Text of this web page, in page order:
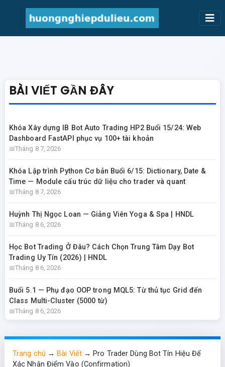
BÀI VIẾT GẦN ĐÂY
Khóa Xây dựng IB Bot Auto Trading HP2 Buổi 15/24: Web
Dashboard FastAPI phục vụ 100+ tài khoản
Tháng 8 7, 2026
Khóa Lập trình Python Cơ bản Buổi 6/15: Dictionary, Date &
Time — Module cấu trúc dữ liệu cho trader và quant
Tháng 8 7, 2026
Huỳnh Thị Ngọc Loan — Giảng Viên Yoga & Spa | HNDL
Tháng 8 6, 2026
Học Bot Trading Ở Đâu? Cách Chọn Trung Tâm Dạy Bot
Trading Uy Tín (2026) | HNDL
Tháng 8 6, 2026
Buổi 5.1 — Phụ đạo OOP trong MQL5: Từ thủ tục Grid đến
Class Multi-Cluster (5000 từ)
Tháng 8 6, 2026
Trang chủ →Bài Viết→Pro Trader Dùng Bot Tín Hiệu Để
Xác Nhận Điểm Vào (Confirmation)